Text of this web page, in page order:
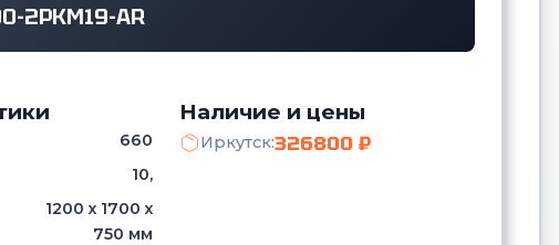
2РКМ19-AR
660
10,
1200 х 1700 х
750 мм
Наличие и цены
Иркутск:326800 ₽